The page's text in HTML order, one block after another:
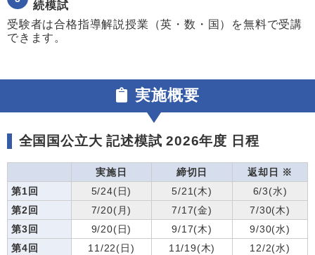
続模試
受験者は合格指導解説授業（英・数・国）を無料で受講
できます。
実施概要
全国国公立大 記述模試 2026年度 日程
実施日 締切日
返却日 ※
第1回
5/24(日) 5/21(木)
6/3(水)
第2回
7/20(月) 7/17(金)
7/30(木)
第3回
9/20(日) 9/17(木)
9/30(水)
第4回
11/22(日) 11/19(木) 12/2(水)